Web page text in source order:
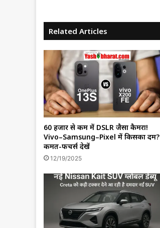
Related Articles
60 हजार से कम में DSLR जैसा कैमरा!
Vivo–Samsung–Pixel में किसका दम?
कीमत-फीचर्स देखें
12/19/2025